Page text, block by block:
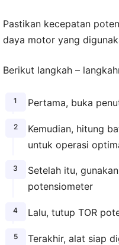
Pastikan kecepatan
daya motor yang
Berikut langkah –
Pertama, buka
Kemudian, hitung
untuk operasi
Setelah itu,
potensiometer
Lalu, tutup TOR
Terakhir, alat siap